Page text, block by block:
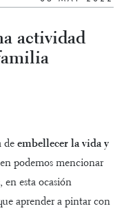
actividad
de embellecer la vida y
podemos mencionar
en esta ocasión
aprender a pintar con